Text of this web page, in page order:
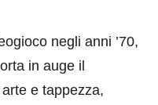
negli anni ’70,
in auge il
e tappezza,